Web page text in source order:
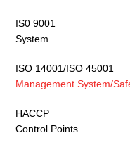
IS0 9001
System
ISO 14001/
Management System/
HACCP
Control Points